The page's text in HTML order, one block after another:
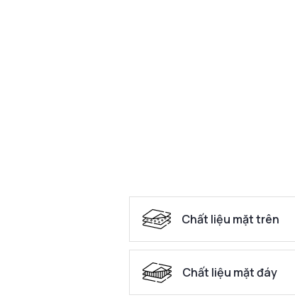
Chất liệu mặt trên
Chất liệu mặt đáy